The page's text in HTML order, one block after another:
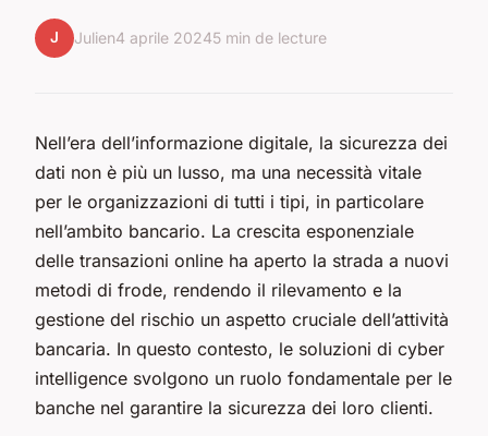
J Julien4 aprile 20245 min de lecture
Nell’era dell’informazione digitale, la sicurezza dei
dati non è più un lusso, ma una necessità vitale
per le organizzazioni di tutti i tipi, in particolare
nell’ambito bancario. La crescita esponenziale
delle transazioni online ha aperto la strada a nuovi
metodi di frode, rendendo il rilevamento e la
gestione del rischio un aspetto cruciale dell’attività
bancaria. In questo contesto, le soluzioni di cyber
intelligence svolgono un ruolo fondamentale per le
banche nel garantire la sicurezza dei loro clienti.